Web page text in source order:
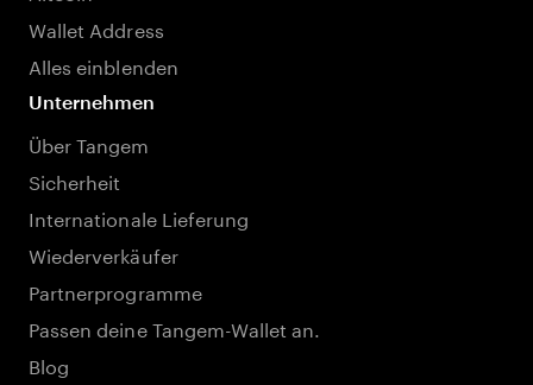
Wallet Address
Alles einblenden
Unternehmen
Über Tangem
Sicherheit
Internationale Lieferung
Wiederverkäufer
Partnerprogramme
Passen deine Tangem-Wallet an.
Blog